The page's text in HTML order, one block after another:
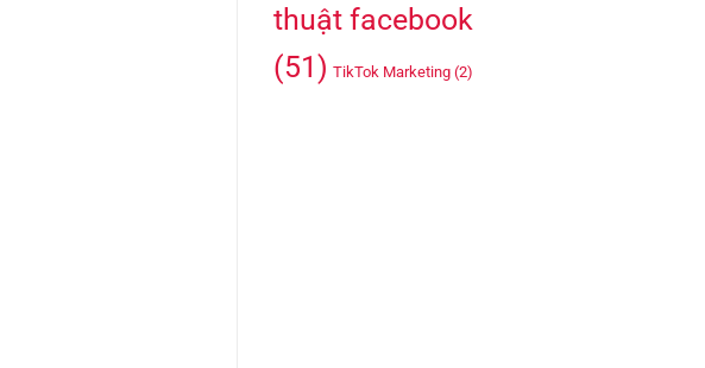
thuật facebook
(51) TikTok Marketing(2)